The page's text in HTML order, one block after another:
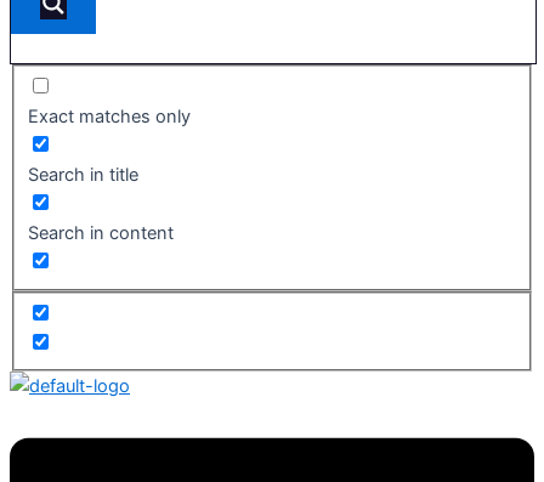
Exact matches only
Search in title
Search in content